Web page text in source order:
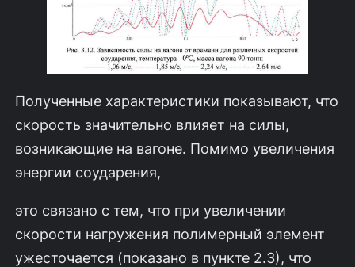
Полученные характеристики показывают, что
скорость значительно влия­ет на силы,
возникающие на вагоне. Помимо увеличения
энергии соударения,
это связано с тем, что при увеличении
скорости нагружения полимерный эле­мент
ужесточается (показано в пункте 2.3), что